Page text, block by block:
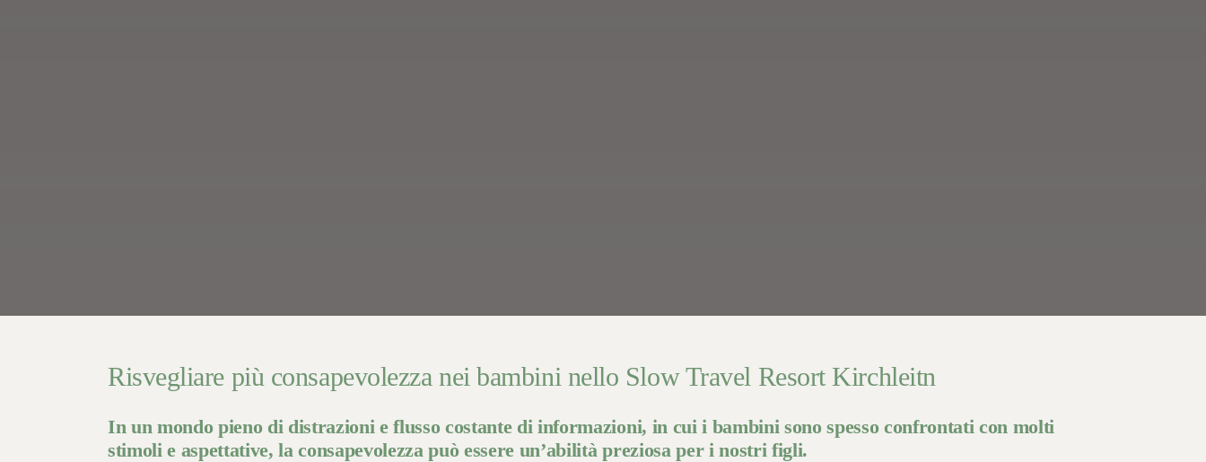
Risvegliare più consapevolezza nei bambini nello Slow Travel Resort Kirchleitn
In un mondo pieno di distrazioni e flusso costante di informazioni, in cui i bambini sono spesso confrontati con molti
stimoli e aspettative, la consapevolezza può essere un’abilità preziosa per i nostri figli.